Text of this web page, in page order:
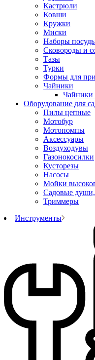
Кастрюли
Ковши
Кружки
Миски
Наборы
Сковороды и
Тазы
Турки
Формы для
Чайники
Чайники
Оборудование для
Пилы цепные
Мотобур
Мотопомпы
Аксессуары
Воздуходувы
Газонокосилки
Кусторезы
Насосы
Мойки
Садовые
Триммеры
Инструменты